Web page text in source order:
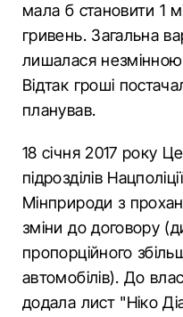
мала б становити 1
гривень. Загальна
лишалася незмінною
Відтак гроші
планував.
18 січня 2017 року
підрозділів
Мінприроди з
зміни до договору
пропорційного
автомобілів). До
додала лист "Ніко